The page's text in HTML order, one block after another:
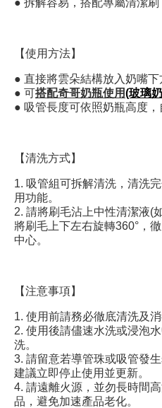
● 拆解容易，搭配專屬清潔
【使用方法】
● 直接將雲朵結構放入奶嘴下
● 可搭配奇哥奶瓶使用(玻璃
● 吸管長度可依照奶瓶高度，
【清洗方式】
1. 吸管組可拆解清洗，清洗
用功能。
2. 請將刷毛沾上中性清潔液(
將刷毛上下左右旋轉360°，
中心。
【注意事項】
1. 使用前請務必徹底清洗及消
2. 使用後請儘速水洗或浸泡
洗。
3. 請留意若導管珠或吸管發
建議立即停止使用並更新。
4. 請遠離火源，並勿長時間
品，避免加速產品老化。